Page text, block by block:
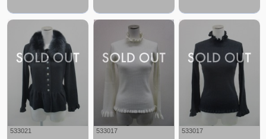
533021 533017 533017